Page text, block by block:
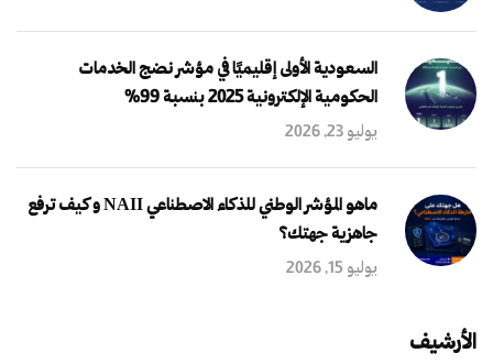
السعودية الأولى إقليميًا في مؤشر نضج الخدمات
الحكومية الإلكترونية 2025 بنسبة 99%
يوليو 23, 2026
ماهو المؤشر الوطني للذكاء الاصطناعي NAII و كيف ترفع
جاهزية جهتك؟
يوليو 15, 2026
الأرشيف